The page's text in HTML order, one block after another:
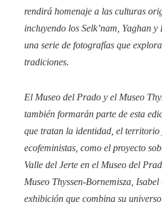
rendirá homenaje a las culturas
incluyendo los Selk’nam, Yaghan
una serie de fotografías que
tradiciones.
El Museo del Prado y el Museo
también formarán parte de esta
que tratan la identidad, el territorio
ecofeministas, como el proyecto
Valle del Jerte en el Museo del
Museo Thyssen-Bornemisza,
exhibición que combina su